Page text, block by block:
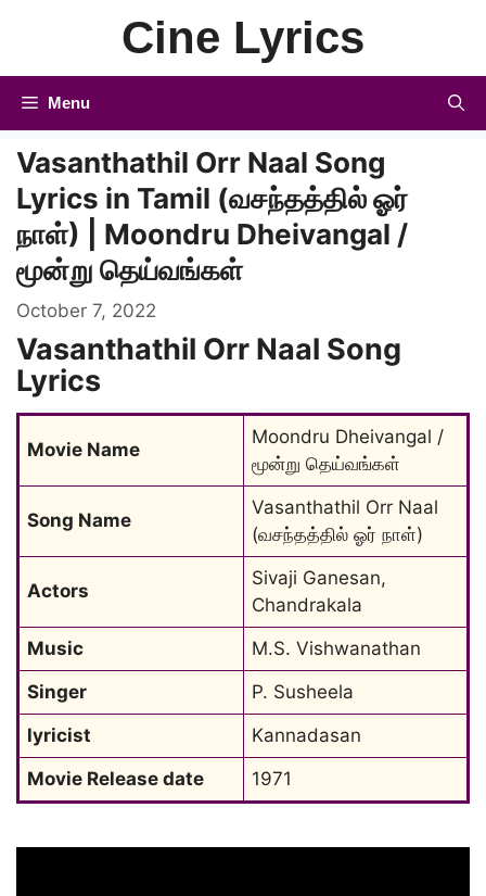
Cine Lyrics
Menu
Vasanthathil Orr Naal Song
Lyrics in Tamil (வசந்தத்தில் ஓர்
நாள்) | Moondru Dheivangal /
மூன்று தெய்வங்கள்
October 7, 2022
Vasanthathil Orr Naal Song
Lyrics
Movie Name
Moondru Dheivangal /
மூன்று தெய்வங்கள்
Song Name
Vasanthathil Orr Naal
(வசந்தத்தில் ஓர் நாள்)
Actors
Sivaji Ganesan,
Chandrakala
Music
M.S. Vishwanathan
Singer
P. Susheela
lyricist
Kannadasan
Movie Release date
1971